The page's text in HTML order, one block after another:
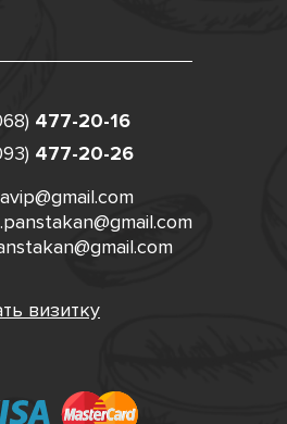
477-20-16
477-20-26
визитку